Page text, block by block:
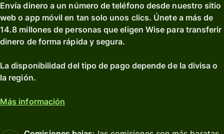
Envía dinero a un número de teléfono desde nuestro sitio
web o app móvil en tan solo unos clics. Únete a más de
14.8 millones de personas que eligen Wise para transferir
dinero de forma rápida y segura.
La disponibilidad del tipo de pago depende de la divisa o
la región.
Más información